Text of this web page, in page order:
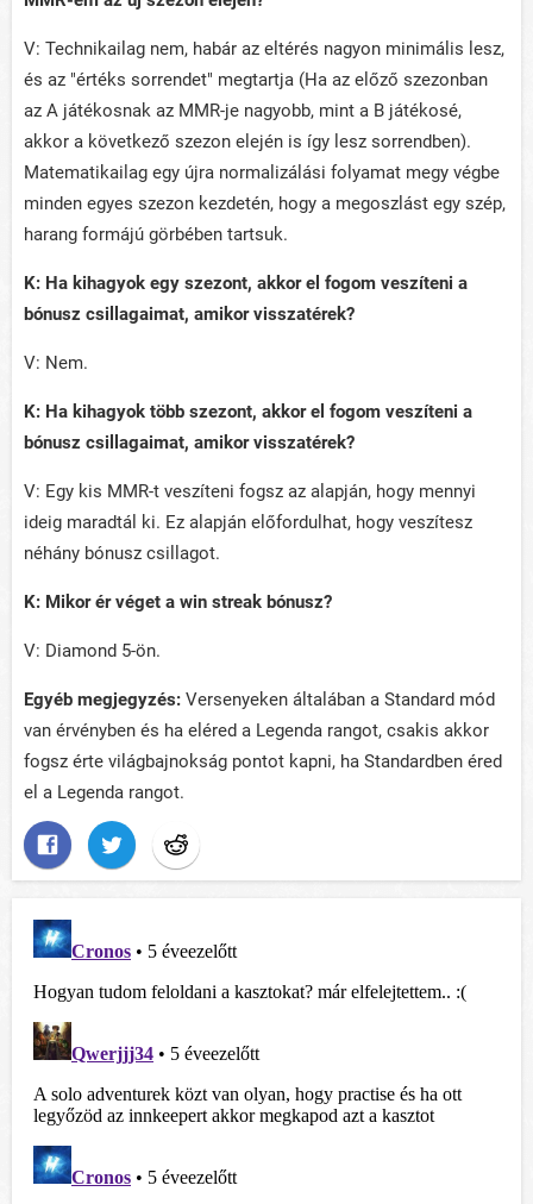
V: Technikailag nem, habár az eltérés nagyon minimális lesz,
és az "értéks sorrendet" megtartja (Ha az előző szezonban
az A játékosnak az MMR-je nagyobb, mint a B játékosé,
akkor a következő szezon elején is így lesz sorrendben).
Matematikailag egy újra normalizálási folyamat megy végbe
minden egyes szezon kezdetén, hogy a megoszlást egy szép,
harang formájú görbében tartsuk.
K: Ha kihagyok egy szezont, akkor el fogom veszíteni a
bónusz csillagaimat, amikor visszatérek?
V: Nem.
K: Ha kihagyok több szezont, akkor el fogom veszíteni a
bónusz csillagaimat, amikor visszatérek?
V: Egy kis MMR-t veszíteni fogsz az alapján, hogy mennyi
ideig maradtál ki. Ez alapján előfordulhat, hogy veszítesz
néhány bónusz csillagot.
K: Mikor ér véget a win streak bónusz?
V: Diamond 5-ön.
Egyéb megjegyzés: Versenyeken általában a Standard mód
van érvényben és ha eléred a Legenda rangot, csakis akkor
fogsz érte világbajnokság pontot kapni, ha Standardben éred
el a Legenda rangot.